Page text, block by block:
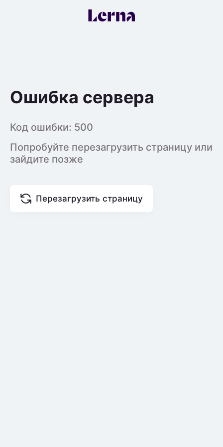
Ошибка сервера
Код ошибки: 500
Попробуйте перезагрузить страницу или
зайдите позже
Перезагрузить страницу